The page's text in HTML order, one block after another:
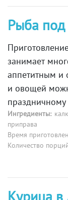
Рыба под
занимает
аппетитным и
и овощей
праздничному
Ингредиенты:
приправа
Время
Количество
Курица в